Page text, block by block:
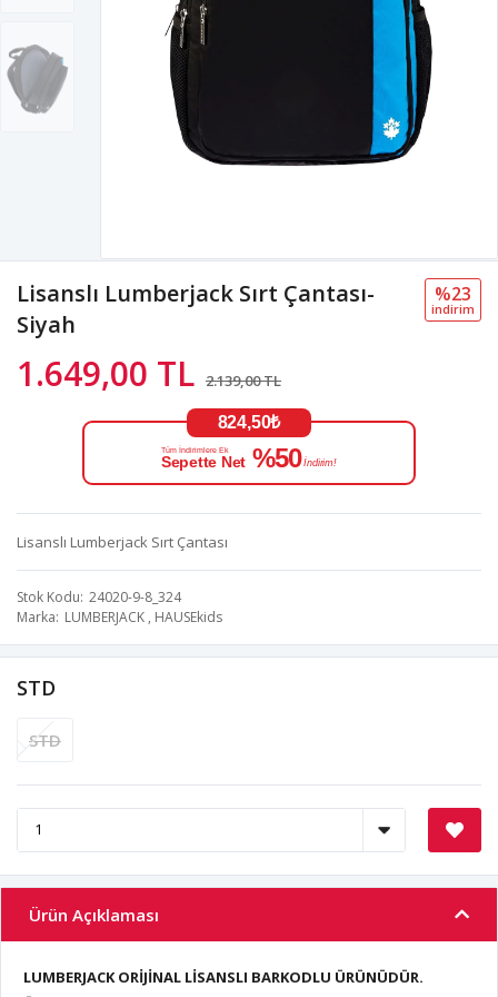
Lisanslı Lumberjack Sırt Çantası-
Siyah
1.649,00 TL 2.139,00 TL
%23
i̇ndi̇ri̇m
824,50₺
Tüm İndirimlere Ek
Sepette Net %50 İndirim!
Lisanslı Lumberjack Sırt Çantası
Stok Kodu 24020-9-8_324
Marka LUMBERJACK , HAUSEkids
STD
STD
Ürün Açıklaması
LUMBERJACK ORİJİNAL LİSANSLI BARKODLU ÜRÜNÜDÜR.